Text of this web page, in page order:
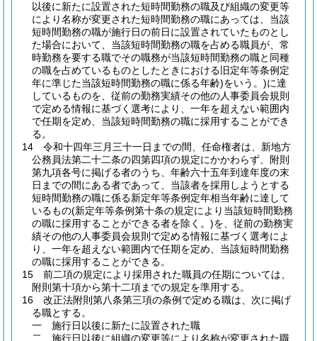
以後に新たに設置された短時間勤務の職及び組織の変更等
により名称が変更された短時間勤務の職にあっては、当該
短時間勤務の職が施行日の前日に設置されていたものとし
た場合において、当該短時間勤務の職を占める職員が、常
時勤務を要する職でその職務が当該短時間勤務の職と同種
の職を占めているものとしたときにおける旧定年等条例定
年に準じた当該短時間勤務の職に係る年齢)をいう。)に達
しているものを、従前の勤務実績その他の人事委員会規則
で定める情報に基づく選考により、一年を超えない範囲内
で任期を定め、当該短時間勤務の職に採用することができ
る。
14
令和十四年三月三十一日までの間、任命権者は、新地方
公務員法第二十二条の四第四項の規定にかかわらず、附則
第九項各号に掲げる者のうち、年齢六十五年到達年度の末
日までの間にある者であって、当該者を採用しようとする
短時間勤務の職に係る新定年等条例定年相当年齢に達して
いるもの(新定年等条例第十条の規定により当該短時間勤務
の職に採用することができる者を除く。)を、従前の勤務実
績その他の人事委員会規則で定める情報に基づく選考によ
り、一年を超えない範囲内で任期を定め、当該短時間勤務
の職に採用することができる。
15
前二項の規定により採用された職員の任期については、
附則第十項から第十二項までの規定を準用する。
16
改正法附則第八条第三項の条例で定める職は、次に掲げ
る職とする。
一
施行日以後に新たに設置された職
二
施行日以後に組織の変更等により名称が変更された職